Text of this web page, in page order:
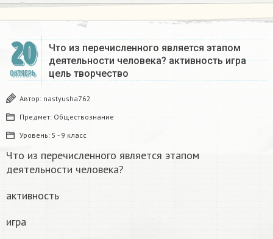
20
ОКТЯБРЬ
Что из перечисленного является этапом
деятельности человека? активность игра
цель творчество
Автор: nastyusha762
Предмет: Обществознание
Уровень: 5 - 9 класс
Что из перечисленного является этапом
деятельности человека?
активность
игра